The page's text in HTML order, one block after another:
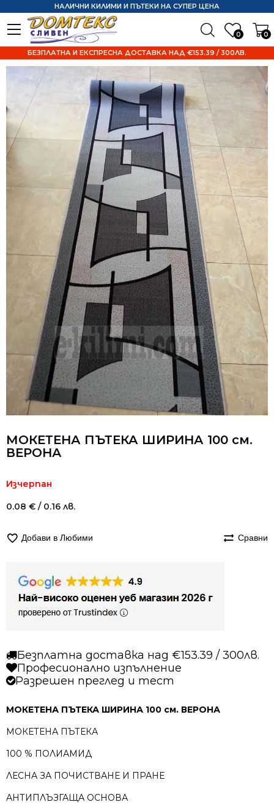
0 0
НАЛИЧНИ КИЛИМИ И ПЪТЕКИ НА СУПЕР ЦЕНА
БЕЗПЛАТНА И ЕКСПРЕСНА ДОСТАВКА НАД €153.39 / 300ЛВ.
МОКЕТЕНА ПЪТЕКА ШИРИНА 100 см.
ВЕРОНА
Изчерпан
0.08 € / 0.16 лв.
Добави в Любими Сравни
Безплатна доставка над €153.39 / 300лв.
Професионално изпълнение
Разрешен преглед и тест
МОКЕТЕНА ПЪТЕКА ШИРИНА 100 см. ВЕРОНА
МОКЕТЕНА ПЪТЕКА
100 % ПОЛИАМИД
ЛЕСНА ЗА ПОЧИСТВАНЕ И ПРАНЕ
АНТИПЛЪЗГАЩА ОСНОВА